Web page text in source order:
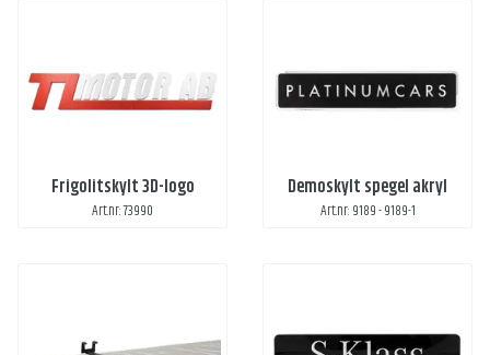
Frigolitskylt 3D-logo
Art.nr: 73990
Demoskylt spegel akryl
Art.nr: 9189 - 9189-1